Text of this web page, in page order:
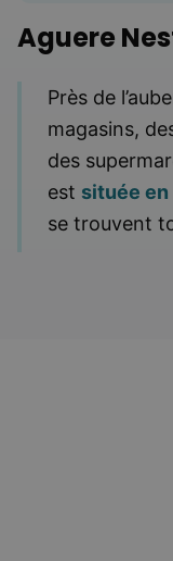
Aguere
Près de
magasins,
des
est située en
se trouvent